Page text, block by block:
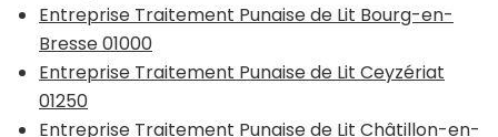
Entreprise Traitement Punaise de Lit Bourg-en-
Bresse 01000
Entreprise Traitement Punaise de Lit Ceyzériat
01250
Entreprise Traitement Punaise de Lit Châtillon-en-